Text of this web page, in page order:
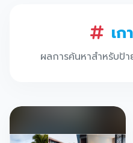
เก
ผลการค้นหาสำหรับป้